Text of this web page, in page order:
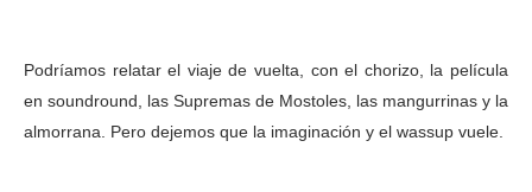
Podríamos relatar el viaje de vuelta, con el chorizo, la película
en soundround, las Supremas de Mostoles, las mangurrinas y la
almorrana. Pero dejemos que la imaginación y el wassup vuele.